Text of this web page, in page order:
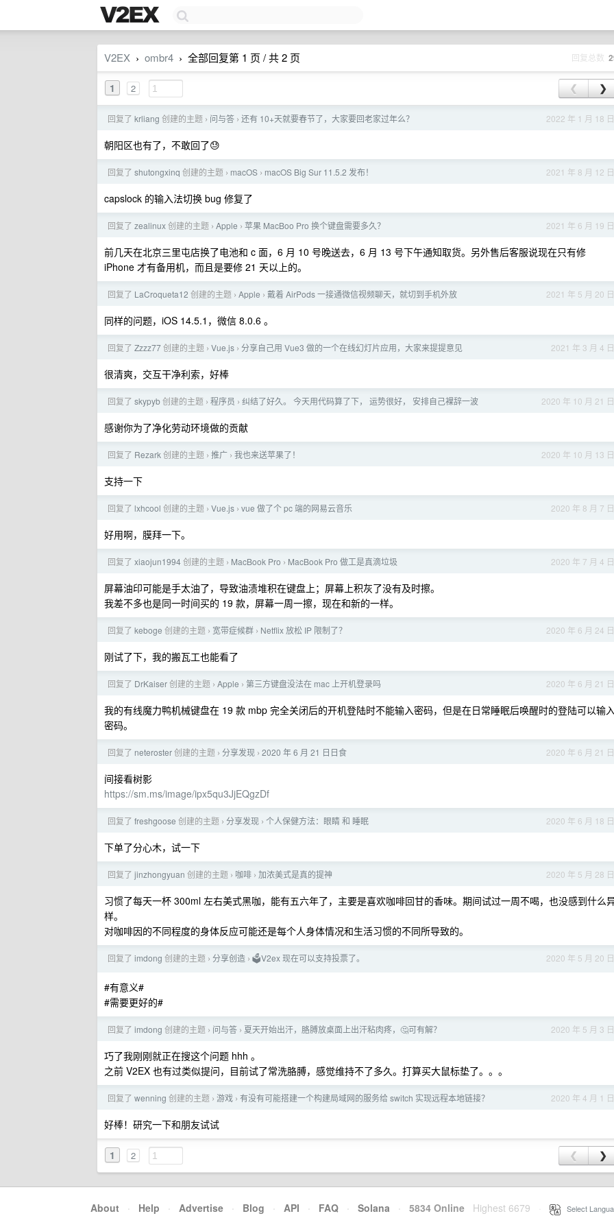
V2EX › ombr4 › 全部回复第 1 页 / 共 2 页 回复总数
1 2 ❮ ❯
2022 年 1 月 18 日
回复了 krliang 创建的主题 › 问与答 › 还有 10+天就要春节了，大家要回老家过年么？
朝阳区也有了，不敢回了😓
2021 年 8 月 12 日
回复了 shutongxinq 创建的主题 › macOS › macOS Big Sur 11.5.2 发布！
capslock 的输入法切换 bug 修复了
2021 年 6 月 19 日
回复了 zealinux创建的主题 › Apple › 苹果 MacBoo Pro 换个键盘需要多久？
前几天在北京三里屯店换了电池和 c 面，6 月 10 号晚送去，6 月 13 号下午通知取货。另外售后客服说现在只有修
iPhone 才有备用机，而且是要修 21 天以上的。
2021 年 5 月 20 日
回复了 LaCroqueta12 创建的主题 › Apple › 戴着 AirPods 一接通微信视频聊天，就切到手机外放
同样的问题，iOS 14.5.1，微信 8.0.6 。
2021 年 3 月 4 日
回复了 Zzzz77创建的主题 › Vue.js › 分享自己用 Vue3 做的一个在线幻灯片应用，大家来提提意见
很清爽，交互干净利索，好棒
2020 年 10 月 21 日
回复了 skypyb创建的主题 › 程序员 › 纠结了好久。 今天用代码算了下， 运势很好， 安排自己裸辞一波
感谢你为了净化劳动环境做的贡献
2020 年 10 月 13 日
回复了 Rezark创建的主题 › 推广 › 我也来送苹果了！
支持一下
2020 年 8 月 7 日
回复了 lxhcool 创建的主题 › Vue.js › vue 做了个 pc 端的网易云音乐
好用啊，膜拜一下。
2020 年 7 月 4 日
回复了 xiaojun1994创建的主题 › MacBook Pro › MacBook Pro 做工是真滴垃圾
屏幕油印可能是手太油了，导致油渍堆积在键盘上；屏幕上积灰了没有及时擦。
我差不多也是同一时间买的 19 款，屏幕一周一擦，现在和新的一样。
2020 年 6 月 24 日
回复了 keboge 创建的主题 › 宽带症候群 › Netflix 放松 IP 限制了？
刚试了下，我的搬瓦工也能看了
2020 年 6 月 21 日
回复了 DrKaiser创建的主题 › Apple › 第三方键盘没法在 mac 上开机登录吗
我的有线魔力鸭机械键盘在 19 款 mbp 完全关闭后的开机登陆时不能输入密码，但是在日常睡眠后唤醒时的登陆可以输入
密码。
2020 年 6 月 21 日
回复了 neteroster创建的主题 › 分享发现 › 2020 年 6 月 21 日日食
间接看树影
https://sm.ms/image/ipx5qu3JjEQgzDf
2020 年 6 月 18 日
回复了 freshgoose 创建的主题 › 分享发现 › 个人保健方法：眼睛 和 睡眠
下单了分心木，试一下
2020 年 5 月 28 日
回复了 jinzhongyuan 创建的主题 › 咖啡 › 加浓美式是真的提神
习惯了每天一杯 300ml 左右美式黑咖，能有五六年了，主要是喜欢咖啡回甘的香味。期间试过一周不喝，也没感到什么
样。
对咖啡因的不同程度的身体反应可能还是每个人身体情况和生活习惯的不同所导致的。
2020 年 5 月 20 日
回复了 imdong 创建的主题 › 分享创造 › 🗳V2ex 现在可以支持投票了。
#有意义#
#需要更好的#
2020 年 5 月 3 日
回复了 imdong 创建的主题 › 问与答 › 夏天开始出汗，胳膊放桌面上出汗粘肉疼，🤔可有解？
巧了我刚刚就正在搜这个问题 hhh 。
之前 V2EX 也有过类似提问，目前试了常洗胳膊，感觉维持不了多久。打算买大鼠标垫了。。。
2020 年 4 月 1 日
回复了 wenning 创建的主题 › 游戏 › 有没有可能搭建一个构建局域网的服务给 switch 实现远程本地链接？
好棒！研究一下和朋友试试
1 2 ❮ ❯
About · Help · Advertise · Blog · API · FAQ · Solana · 5834 Online Highest 6679 Select